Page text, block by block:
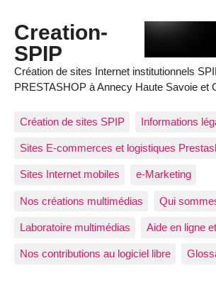
Creation-
SPIP
Création de sites Internet institutionnels
PRESTASHOP à Annecy Haute Savoie et
Création de sites SPIP Informations
Sites E-commerces et logistiques
Sites Internet mobiles e-Marketing
Nos créations multimédias Qui
Laboratoire multimédias Aide en ligne
Nos contributions au logiciel libre